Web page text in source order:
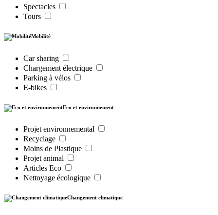
Spectacles
Tours
Mobilité
Car sharing
Chargement électrique
Parking à vélos
E-bikes
Eco et environnement
Projet environnemental
Recyclage
Moins de Plastique
Projet animal
Articles Eco
Nettoyage écologique
Changement climatique